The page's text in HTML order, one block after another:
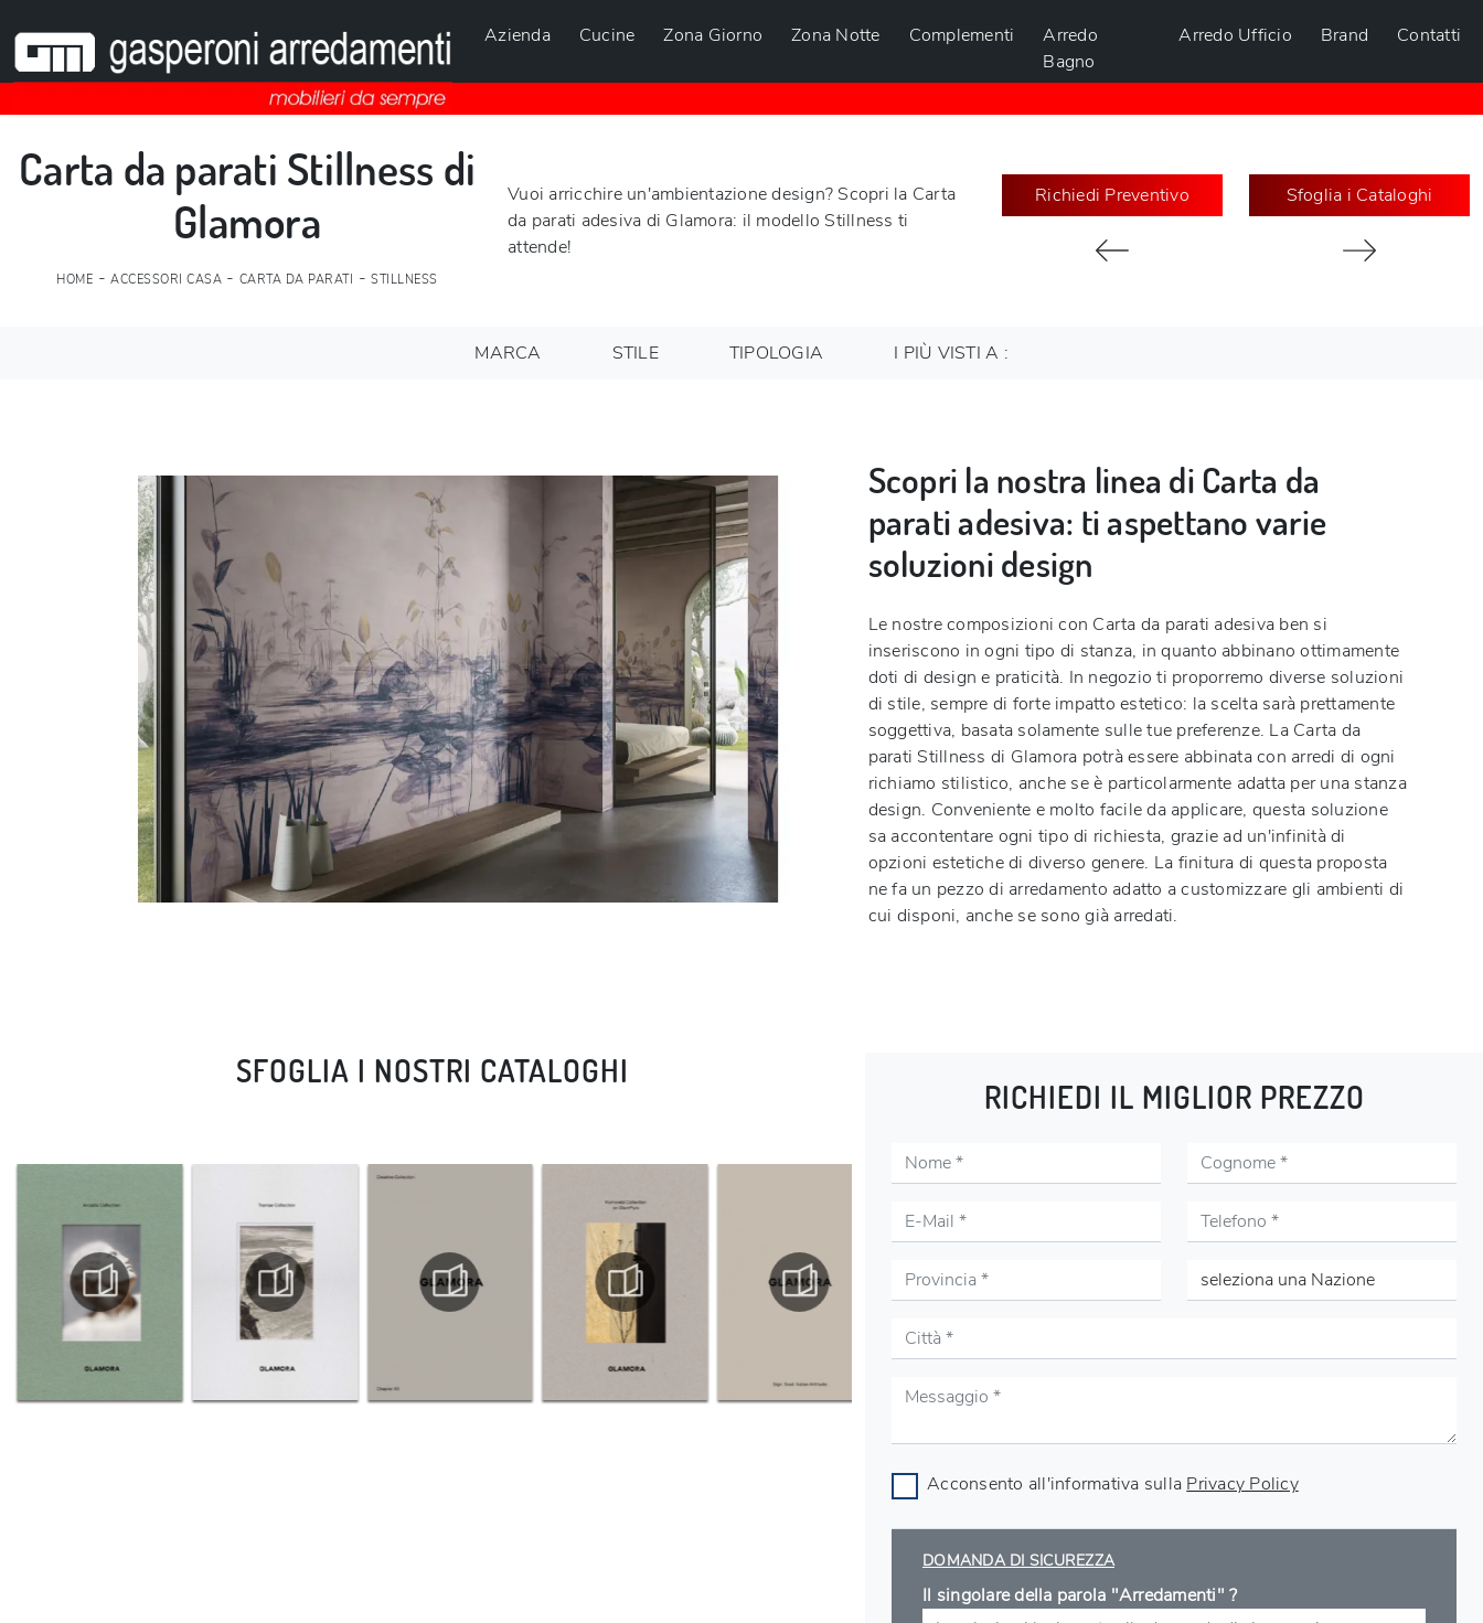
Azienda Cucine Zona Giorno Zona Notte Complementi
Arredo
Bagno
Arredo Ufficio Brand Contatti
Carta da parati Stillness di
Glamora
HOME -ACCESSORI CASA - CARTA DA PARATI -STILLNESS
Vuoi arricchire un'ambientazione design? Scopri la Carta
da parati adesiva di Glamora: il modello Stillness ti
attende!
Richiedi Preventivo Sfoglia i Cataloghi
MARCA STILE TIPOLOGIA I PIÙ VISTI A :
Scopri la nostra linea di Carta da
parati adesiva: ti aspettano varie
soluzioni design
Le nostre composizioni con Carta da parati adesiva ben si
inseriscono in ogni tipo di stanza, in quanto abbinano ottimamente
doti di design e praticità. In negozio ti proporremo diverse soluzioni
di stile, sempre di forte impatto estetico: la scelta sarà prettamente
soggettiva, basata solamente sulle tue preferenze. La Carta da
parati Stillness di Glamora potrà essere abbinata con arredi di ogni
richiamo stilistico, anche se è particolarmente adatta per una stanza
design. Conveniente e molto facile da applicare, questa soluzione
sa accontentare ogni tipo di richiesta, grazie ad un'infinità di
opzioni estetiche di diverso genere. La finitura di questa proposta
ne fa un pezzo di arredamento adatto a customizzare gli ambienti di
cui disponi, anche se sono già arredati.
RICHIEDI IL MIGLIOR PREZZO
Acconsento all'informativa sulla Privacy Policy
DOMANDA DI SICUREZZA
Il singolare della parola "Arredamenti" ?
SFOGLIA I NOSTRI CATALOGHI